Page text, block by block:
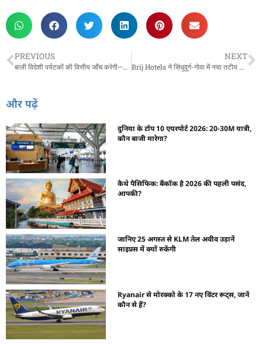
PREVIOUS
बाली विदेशी पर्यटकों की वित्तीय जाँच करेगी—जानें क्यों
NEXT
Brij Hotels ने सिंधुदुर्ग-गोवा में नया तटीय रिसॉर्ट साइन
और पढ़ें
दुनिया के टॉप 10 एयरपोर्ट 2026: 20-30M यात्री,
कौन बाजी मारेगा?
कैथे पैसिफिक: बैंकॉक है 2026 की पहली पसंद,
आपकी?
जानिए 25 अगस्त से KLM तेल अवीव उड़ानें
साइप्रस में क्यों रुकेंगी
Ryanair से मोरक्को के 17 नए विंटर रूट्स, जानें
कौन से हैं?